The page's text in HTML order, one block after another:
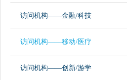
访问机构——金融/科技
访问机构——移动/医疗
访问机构——创新/游学